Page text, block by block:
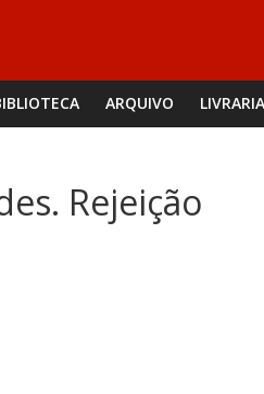
ARQUIVO LIVRARIA
Rejeição